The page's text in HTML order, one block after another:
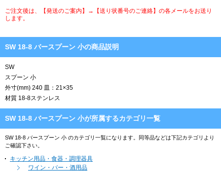
ご注文後は、【発送のご案内】→【送り状番号のご連絡】の各メールをお送り
します。
SW 18-8 バースプーン 小の商品説明
SW
スプーン 小
外寸(mm) 240 皿：21×35
材質 18-8ステンレス
SW 18-8 バースプーン 小が所属するカテゴリ一覧
SW 18-8 バースプーン 小 のカテゴリ一覧になります。同等品などは下記カテゴリより
ご確認下さい。
キッチン用品・食器・調理器具
ワイン・バー・酒用品